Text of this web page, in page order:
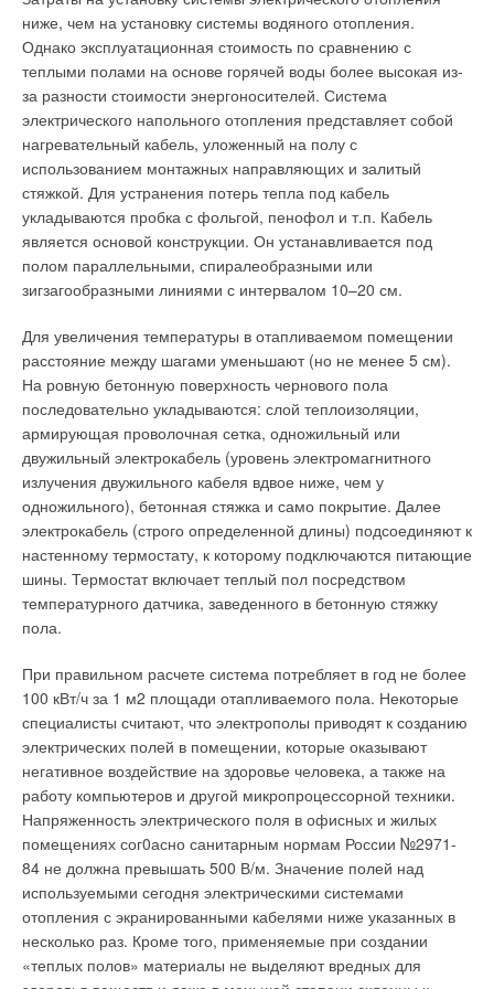
ниже, чем на установку системы водяного отопления.
Однако эксплуатационная стоимость по сравнению с
теплыми полами на основе горячей воды более высокая из-
за разности стоимости энергоносителей. Система
электрического напольного отопления представляет собой
нагревательный кабель, уложенный на полу с
использованием монтажных направляющих и залитый
стяжкой. Для устранения потерь тепла под кабель
укладываются пробка с фольгой, пенофол и т.п. Кабель
является основой конструкции. Он устанавливается под
полом параллельными, спиралеобразными или
зигзагообразными линиями с интервалом 10–20 см.
Для увеличения температуры в отапливаемом помещении
расстояние между шагами уменьшают (но не менее 5 см).
На ровную бетонную поверхность чернового пола
последовательно укладываются: слой теплоизоляции,
армирующая проволочная сетка, одножильный или
двужильный электрокабель (уровень электромагнитного
излучения двужильного кабеля вдвое ниже, чем у
одножильного), бетонная стяжка и само покрытие. Далее
электрокабель (строго определенной длины) подсоединяют к
настенному термостату, к которому подключаются питающие
шины. Термостат включает теплый пол посредством
температурного датчика, заведенного в бетонную стяжку
пола.
При правильном расчете система потребляет в год не более
100 кВт/ч за 1 м2 площади отапливаемого пола. Некоторые
специалисты считают, что электрополы приводят к созданию
электрических полей в помещении, которые оказывают
негативное воздействие на здоровье человека, а также на
работу компьютеров и другой микропроцессорной техники.
Напряженность электрического поля в офисных и жилых
помещениях сог0асно санитарным нормам России №2971-
84 не должна превышать 500 В/м. Значение полей над
используемыми сегодня электрическими системами
отопления с экранированными кабелями ниже указанных в
несколько раз. Кроме того, применяемые при создании
«теплых полов» материалы не выделяют вредных для
Ваше имя *
Ваш E-mail *
Текст комментария
неблаговидном поступке своего сотрудника, то в 25%
случаев, оно не обращается за помощью в
правоохранительные органы. Крупным компаниям особенно
важно вовремя найти и поймать корпоративных шпионов —
людей, которые нанимаются на работу, чтобы получить
доступ к ценной информации, которую они могут продать
или «обменять» на более высокую должность в компании-
конкуренте.
Такие шпионы часто довольствуются ролью секретаря, где
имеют доступ к большому количеству информации.
Читайте по теме:
→
кондиционируемых помещениях не соответствуют
проектным?
ЖУРНАЛ СОК МАЙ 2026
→
Из чего складывается стоимость сертификации, и что
ожидает рынок оценки соответствия в 2026 году
→
Действующие нормативы, регламентирующие
противопожарную вентиляцию, противоречат законам
физики
ЖУРНАЛ СОК ОКТЯБРЬ 2025
→
«Сведения о показателях энергетической
эффективности зданий» по Постановлению
Правительства РФ от 27 мая 2022 года №963 должны
быть в СП 60.13330.2020
ЖУРНАЛ СОК МАЙ 2025
Уведомления отключены
Комментарии
Добавить комментарий
Практически, монтаж таких систем может выполняться
любым специалистом, у которого есть опыт работы с газом.
Модульность системы обеспечивает возможность обогрева
по принципу «когда нужно и где нужно». В системе обогрева
Robur не используется вода, следовательно, не имеется
насосов, трубопроводов и, что очень важно в России, никогда
не происходит замерзания системы. Несмотря на простоту,
проектирование систем должно соответствовать основам
теорий о течении воздуха. В зависимости от тепловой
мощности обогреватели имеют следующие рабочие
характеристики: объем прохождения воздуха от 1300 до
6200 м3/ч, длина воздушного потока в пределах от 10 до 25
Длина потока основана на значении минимальной
остаточной скорости воздуха в помещении, когда скорость
воздуха достигает 1 м/с. Под длиной потока
подразумевается максимальное расстояние от обогревателя
до стены или других обогревателей. Температура
обогреваемого воздуха повышается в модуле на 30–40°C,
значит в общем случае температура выходного воздушного
потока меньше 60°C. Оптимальная высота установки
обогревателей Robur — от 2,5 до 3,5 м. Эти условия
позволяют получать оптимальную температуру, а благодаря
низкой температуре выходного воздушного потока
значительно уменьшить эффект расслоения тепла по
мощности и от типа помещения, обогревает от 100 до 400
м2.
В общем случае, система сформирована из нескольких
модулей, которыми управляет один или несколько
термостатов. Это обеспечивает автономию и контроль
обогревания отдельных рабочих зон. Типичная установка
начинается с нескольких модулей и может состоять из
нескольких десятков модулей (см. рис. 2).
Будущее
Ориентация российской экономии на малые и средние
предприятия, а также необходимая рационализация и
данных
Комментарии
В этой теме еще нет комментариев
Добавить комментарий
Ваше имя *
Ваш E-mail *
Текст комментария